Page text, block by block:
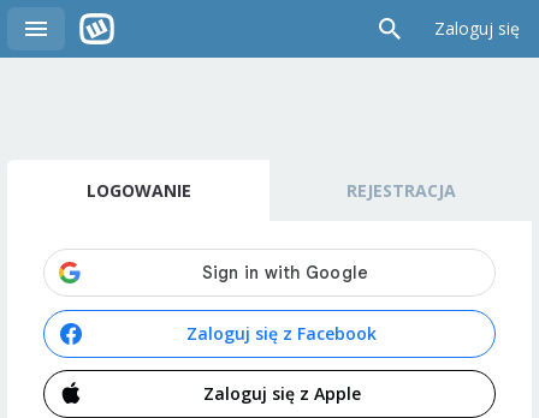
Zaloguj się
LOGOWANIE REJESTRACJA
Zaloguj się z Facebook
Zaloguj się z Apple